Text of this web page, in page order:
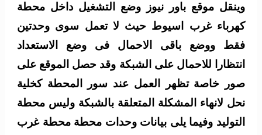
وينقل موقع باور نيوز وضع التشغيل داخل محطة
كهرباء غرب اسيوط حيث لا تعمل سوى وحدتين
فقط ووضع باقى الاحمال فى وضع الاستعداد
انتظارا للاحمال على الشبكة وقد حصل الموقع على
صور خاصة تظهر العمل عند سور المحطة كخلية
نحل لانهاء المشكلة المتعلقة بالشبكة وليس محطة
التوليد وفيما يلى بيانات وحدات محطة محطة غرب